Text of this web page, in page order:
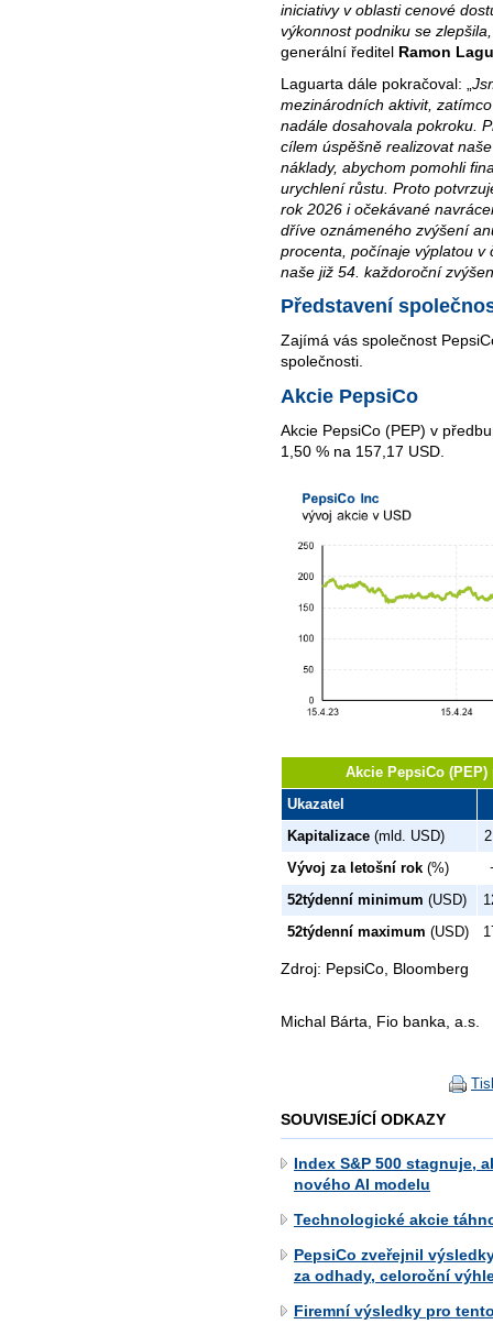
iniciativy v oblasti cenové
výkonnost podniku se
generální ředitel Ramon
Laguarta dále pokračoval: „
mezinárodních aktivit,
nadále dosahovala pokroku.
cílem úspěšně realizovat
náklady, abychom pomohli
urychlení růstu. Proto
rok 2026 i očekávané
dříve oznámeného zvýšení
procenta, počínaje výplatou v
naše již 54. každoroční
Představení
Zajímá vás společnost
společnosti.
Akcie PepsiCo
Akcie PepsiCo (PEP) v
1,50 % na 157,17 USD.
Akcie PepsiCo (PEP)
Ukazatel
Kapitalizace (mld. USD)
Vývoj za letošní rok (%)
52týdenní minimum (USD)
52týdenní maximum (USD)
Zdroj: PepsiCo, Bloomberg
Michal Bárta, Fio banka, a.s.
SOUVISEJÍCÍ ODKAZY
Index S&P 500 stagnuje,
nového AI modelu
Technologické akcie
PepsiCo zveřejnil
za odhady, celoroční
Firemní výsledky pro